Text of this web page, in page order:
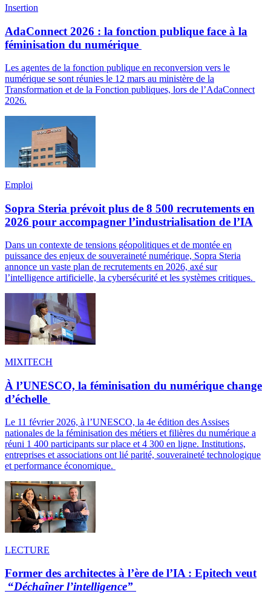
Insertion
AdaConnect 2026 : la fonction publique face à la
féminisation du numérique
Les agentes de la fonction publique en reconversion vers le
numérique se sont réunies le 12 mars au ministère de la
Transformation et de la Fonction publiques, lors de l’AdaConnect
2026.
Emploi
Sopra Steria prévoit plus de 8 500 recrutements en
2026 pour accompagner l’industrialisation de l’IA
Dans un contexte de tensions géopolitiques et de montée en
puissance des enjeux de souveraineté numérique, Sopra Steria
annonce un vaste plan de recrutements en 2026, axé sur
l’intelligence artificielle, la cybersécurité et les systèmes critiques.
MIXITECH
À l’UNESCO, la féminisation du numérique change
d’échelle
Le 11 février 2026, à l’UNESCO, la 4e édition des Assises
nationales de la féminisation des métiers et filières du numérique a
réuni 1 400 participants sur place et 4 300 en ligne. Institutions,
entreprises et associations ont lié parité, souveraineté technologique
et performance économique.
LECTURE
Former des architectes à l’ère de l’IA : Epitech veut
“Déchaîner l’intelligence”